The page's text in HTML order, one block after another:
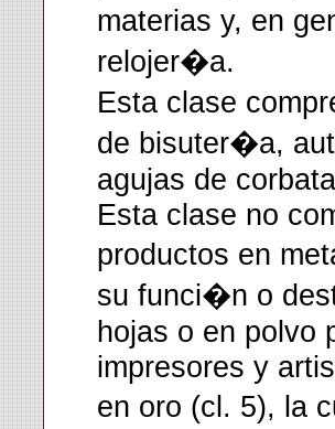
materias y, en
relojer�a.
Esta clase
de bisuter�a,
agujas de
Esta clase no
productos en
su funci�n o
hojas o en polvo
impresores y
en oro (cl. 5), la